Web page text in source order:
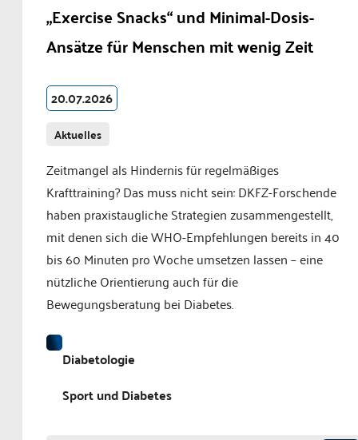
„Exercise Snacks“ und Minimal-Dosis-
Ansätze für Menschen mit wenig Zeit
20.07.2026
Aktuelles
Zeitmangel als Hindernis für regelmäßiges
Krafttraining? Das muss nicht sein: DKFZ-Forschende
haben praxistaugliche Strategien zusammengestellt,
mit denen sich die WHO-Empfehlungen bereits in 40
bis 60 Minuten pro Woche umsetzen lassen – eine
nützliche Orientierung auch für die
Bewegungsberatung bei Diabetes.
Diabetologie
Sport und Diabetes